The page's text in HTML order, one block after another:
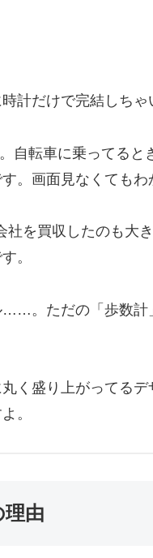
計だけで完結しちゃ
自転車に乗ってると
。画面見なくてもわ
を買収したのも大き
。
。ただの「歩数計
く盛り上がってる
。
由